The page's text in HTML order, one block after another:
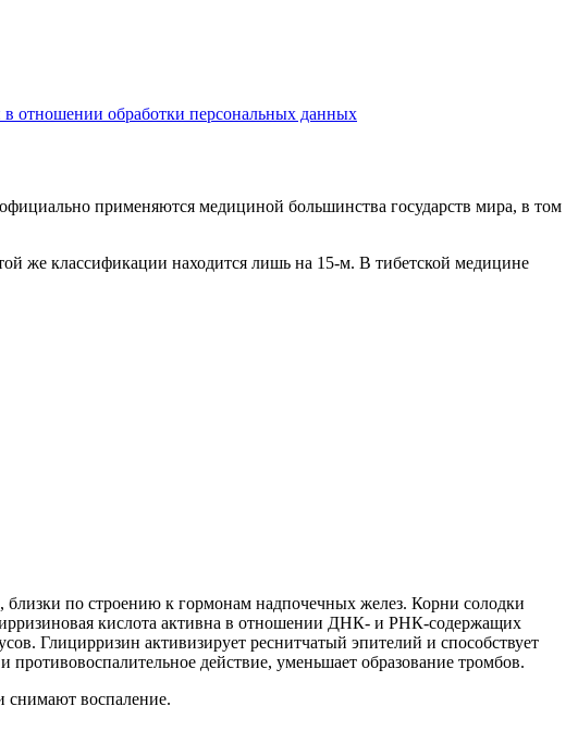
отношении обработки персональных данных
применяются медициной большинства государств мира, в том
же классификации находится лишь на 15-м. В тибетской медицине
близки по строению к гормонам надпочечных желез. Корни солодки
кислота активна в отношении ДНК- и РНК-содержащих
Глицирризин активизирует реснитчатый эпителий и способствует
действие, уменьшает образование тромбов.
снимают воспаление.